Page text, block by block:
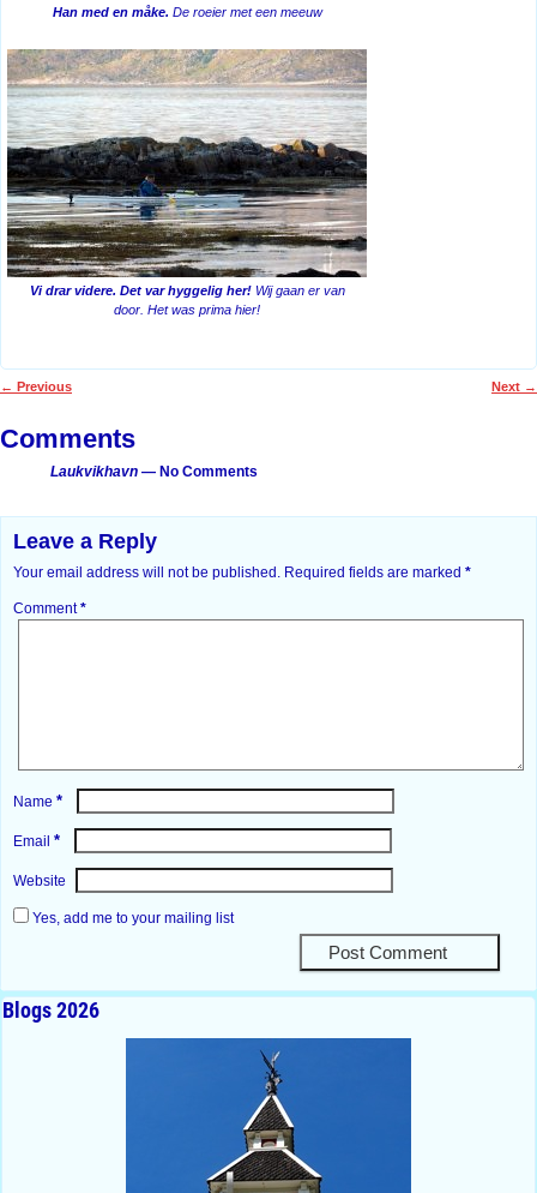
Han med en måke. De roeier met een meeuw
Vi drar videre. Det var hyggelig her!Wij gaan er van
door. Het was prima hier!
← Previous Next →
Comments
Laukvikhavn — No Comments
Leave a Reply
Your email address will not be published. Required fields are marked *
Comment*
Name *
Email *
Website
Yes, add me to your mailing list
Blogs 2026